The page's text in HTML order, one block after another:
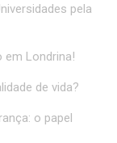
pela
em Londrina!
de vida?
o papel